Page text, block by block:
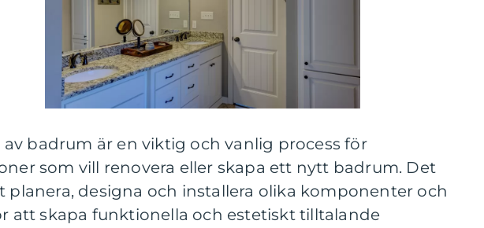
badrum är en viktig och vanlig process för
som vill renovera eller skapa ett nytt badrum. Det
planera, designa och installera olika komponenter och
att skapa funktionella och estetiskt tilltalande